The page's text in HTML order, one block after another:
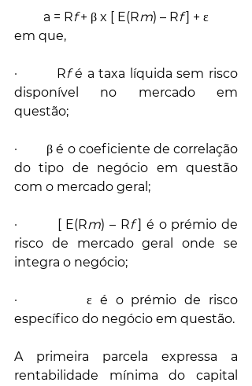
a = Rf + β x [ E(Rm) – Rf ] + ε
em que,
·         Rf é a taxa líquida sem risco
disponível no mercado em
questão;
·         β é o coeficiente de correlação
do tipo de negócio em questão
com o mercado geral;
·         [ E(Rm) – Rf ] é o prémio de
risco de mercado geral onde se
integra o negócio;
·         ε é o prémio de risco
específico do negócio em questão.
A primeira parcela expressa a
rentabilidade mínima do capital